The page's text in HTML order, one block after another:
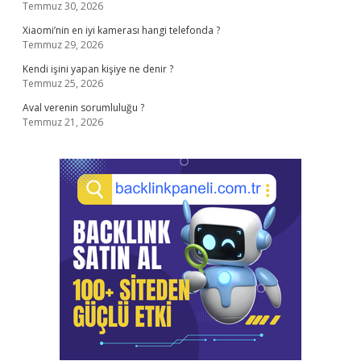
Temmuz 30, 2026
Xiaomi’nin en iyi kamerası hangi telefonda ?
Temmuz 29, 2026
Kendi işini yapan kişiye ne denir ?
Temmuz 25, 2026
Aval verenin sorumluluğu ?
Temmuz 21, 2026